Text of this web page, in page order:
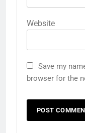
Website
Save my
browser for the